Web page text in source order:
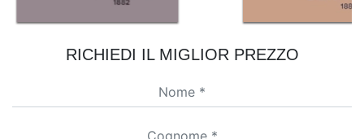
RICHIEDI IL MIGLIOR PREZZO